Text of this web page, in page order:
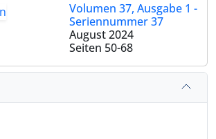
Volumen 37, Ausgabe 1 -
Seriennummer 37
August 2024
Seiten 50-68